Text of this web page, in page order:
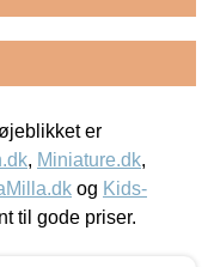
er
, Miniature.dk,
og Kids-
til gode priser.